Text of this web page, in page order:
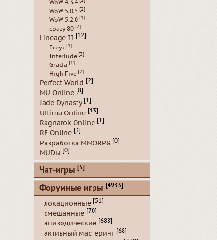
WoW 4.3.4
WoW 5.0.5 [2]
WoW 5.2.0 [1]
сразу 80 [2]
Lineage II [12]
Freya [1]
Interlude [3]
Gracia [1]
High Five [2]
Perfect World [2]
MU Online [8]
Jade Dynasty [1]
Ultima Online [13]
Ragnarok Online [1]
RF Online [3]
Разработка MMORPG [0]
MUDы [0]
Чат-игры [5]
Форумные игры [4933]
- локационные [51]
- смешанные [70]
- эпизодические [688]
- активный мастеринг [68]